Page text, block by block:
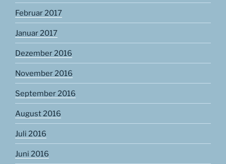
Februar 2017
Januar 2017
Dezember 2016
November 2016
September 2016
August 2016
Juli 2016
Juni 2016